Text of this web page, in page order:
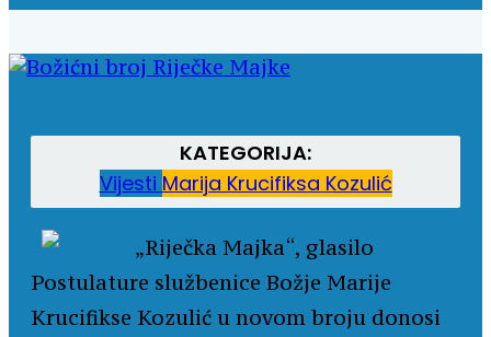
KATEGORIJA:
Vijesti Marija Krucifiksa Kozulić
„Riječka Majka“, glasilo
Postulature službenice Božje Marije
Krucifikse Kozulić u novom broju donosi